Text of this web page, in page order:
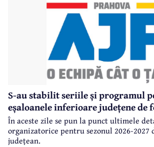
S-au stabilit seriile și programul
eșaloanele inferioare județene de
În aceste zile se pun la punct ultimele
organizatorice pentru sezonul 2026-
județean.